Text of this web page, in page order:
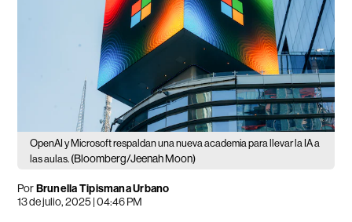
OpenAI y Microsoft respaldan una nueva academia para llevar la IA a
las aulas. (Bloomberg/Jeenah Moon)
PorBrunella Tipismana Urbano
13 de julio, 2025 | 04:46 PM